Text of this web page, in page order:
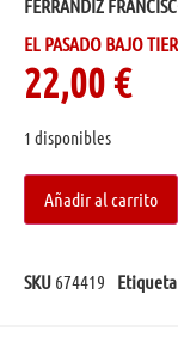
FERRÁNDIZ
EL PASADO BAJO
22,00€
1 disponibles
Añadir al carrito
SKU 674419 Etiqueta